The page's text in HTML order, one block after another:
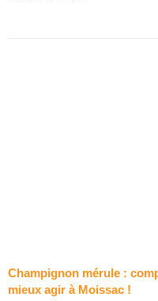
Champignon mérule :
mieux agir à Moissac !